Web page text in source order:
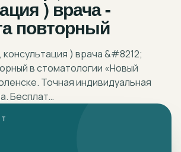
) врача -
повторный
) врача &#8212;
в стоматологии «Новый
Точная индивидуальная
Бесплат…